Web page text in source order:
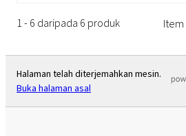
1 - 6 daripada 6 produk Item
Halaman telah diterjemahkan mesin.
Buka halaman asal